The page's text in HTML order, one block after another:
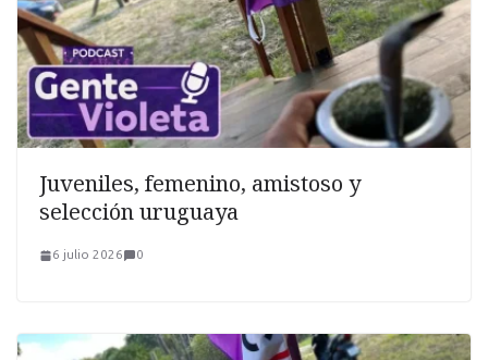
Juveniles, femenino, amistoso y
selección uruguaya
6 julio 2026 0